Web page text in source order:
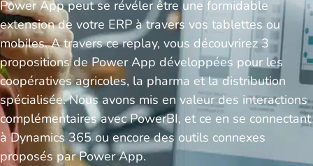
Power App peut se révéler être une formidable
extension de votre ERP à travers vos tablettes ou
mobiles. A travers ce replay, vous découvrirez 3
propositions de Power App développées pour les
coopératives agricoles, la pharma et la distribution
spécialisée. Nous avons mis en valeur des interactions
complémentaires avec PowerBI, et ce en se connectant
à Dynamics 365 ou encore des outils connexes
proposés par Power App.